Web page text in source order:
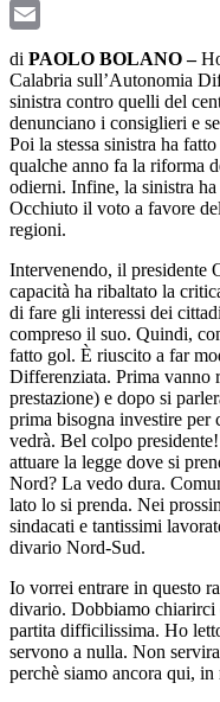
LinkedIn
di PAOLO BOLANO –H
Calabria sull’Autonomia
sinistra contro quelli del
denunciano i consiglieri e
Poi la stessa sinistra ha
qualche anno fa la riforma
odierni. Infine, la sinistra
Occhiuto il voto a favore
regioni.
Intervenendo, il presidente
capacità ha ribaltato la
di fare gli interessi dei
compreso il suo. Quindi,
fatto gol. È riuscito a far
Differenziata. Prima vanno
prestazione) e dopo si
prima bisogna investire
vedrà. Bel colpo
attuare la legge dove si
Nord? La vedo dura.
lato lo si prenda. Nei
sindacati e tantissimi
divario Nord-Sud.
Io vorrei entrare in questo
divario. Dobbiamo chiarirci
partita difficilissima. Ho
servono a nulla. Non
perchè siamo ancora qui, in